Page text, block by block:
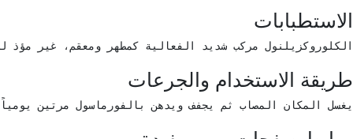
الاستطبابات
الكلوروكزيلنول مركب شديد الفعالية كمطهر ومعقم، غير مؤذ
طريقة الاستخدام والجرعات
يغسل المكان المصاب ثم يجفف ويدهن بالفورماسول مرتين